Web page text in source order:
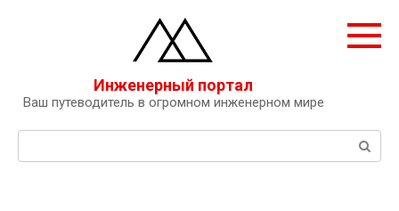
Инженерный портал
Ваш путеводитель в огромном инженерном мире
Поиск: